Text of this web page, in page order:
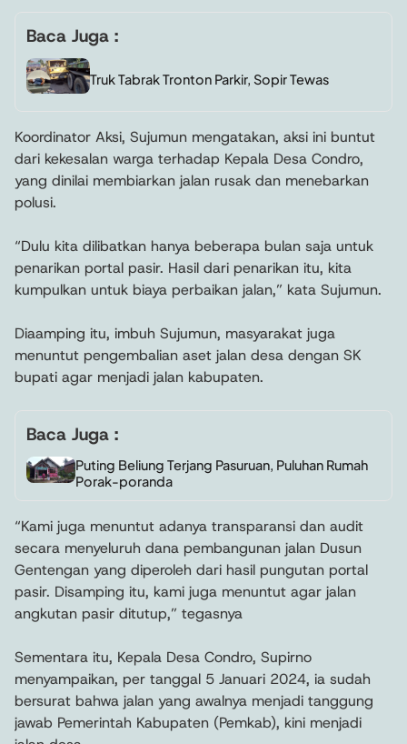
Baca Juga :
Truk Tabrak Tronton Parkir, Sopir Tewas
Koordinator Aksi, Sujumun mengatakan, aksi ini buntut
dari kekesalan warga terhadap Kepala Desa Condro,
yang dinilai membiarkan jalan rusak dan menebarkan
polusi.
“Dulu kita dilibatkan hanya beberapa bulan saja untuk
penarikan portal pasir. Hasil dari penarikan itu, kita
kumpulkan untuk biaya perbaikan jalan,” kata Sujumun.
Diaamping itu, imbuh Sujumun, masyarakat juga
menuntut pengembalian aset jalan desa dengan SK
bupati agar menjadi jalan kabupaten.
Baca Juga :
Puting Beliung Terjang Pasuruan, Puluhan Rumah
Porak-poranda
“Kami juga menuntut adanya transparansi dan audit
secara menyeluruh dana pembangunan jalan Dusun
Gentengan yang diperoleh dari hasil pungutan portal
pasir. Disamping itu, kami juga menuntut agar jalan
angkutan pasir ditutup,” tegasnya
Sementara itu, Kepala Desa Condro, Supirno
menyampaikan, per tanggal 5 Januari 2024, ia sudah
bersurat bahwa jalan yang awalnya menjadi tanggung
jawab Pemerintah Kabupaten (Pemkab), kini menjadi